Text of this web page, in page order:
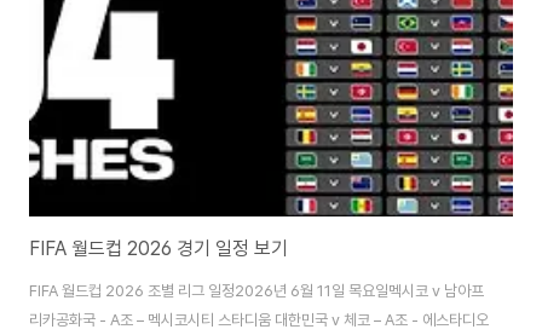
에 이어 세 번째로 경험할 본선 무대다. 캐나다는 앞선 두 대회에서 모두 16강..
FIFA 월드컵 2026 경기 일정 보기
FIFA 월드컵 2026 조별 리그 일정2026년 6월 11일 목요일멕시코 v 남아프
리카공화국 - A조 – 멕시코시티 스타디움 대한민국 v 체코 – A조 - 에스타디오